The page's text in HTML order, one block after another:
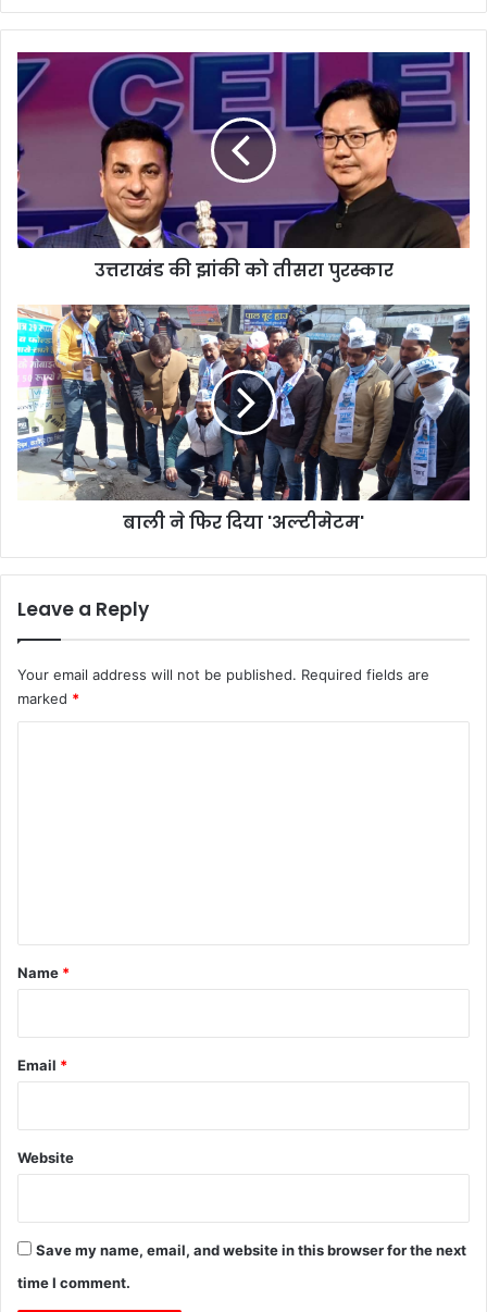
उत्तराखंड
की
झांकी
तीसरा
पुरस्कार
उत्तराखंड की झांकी को तीसरा पुरस्कार
बाली
ने
फिर
दिया
'अल्टीमेटम'
बाली ने फिर दिया 'अल्टीमेटम'
Leave a Reply
Your email address will not be published. Required fields are
marked *
*
Name *
Email *
Website
Save my name, email, and website in this browser for the next
time I comment.